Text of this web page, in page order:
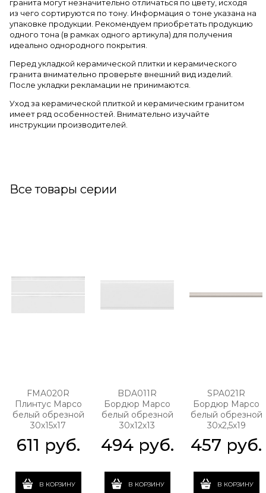
гранита могут незначительно отличаться по цвету, исходя
из чего сортируются по тону. Информация о тоне указана на
упаковке продукции. Рекомендуем приобретать продукцию
одного тона (в рамках одного артикула) для получения
идеально однородного покрытия.
Перед укладкой керамической плитки и керамического
гранита внимательно проверьте внешний вид изделий.
После укладки рекламации не принимаются.
Уход за керамической плиткой и керамическим гранитом
имеет ряд особенностей. Внимательно изучайте
инструкции производителей.
Все товары серии
FMA020R
Плинтус Марсо
белый обрезной
30х15х17
611 руб.
В КОРЗИНУ
BDA011R
Бордюр Марсо
белый обрезной
30х12х13
494 руб.
В КОРЗИНУ
SPA021R
Бордюр Марсо
белый обрезной
30х2,5х19
457 руб.
В КОРЗИНУ